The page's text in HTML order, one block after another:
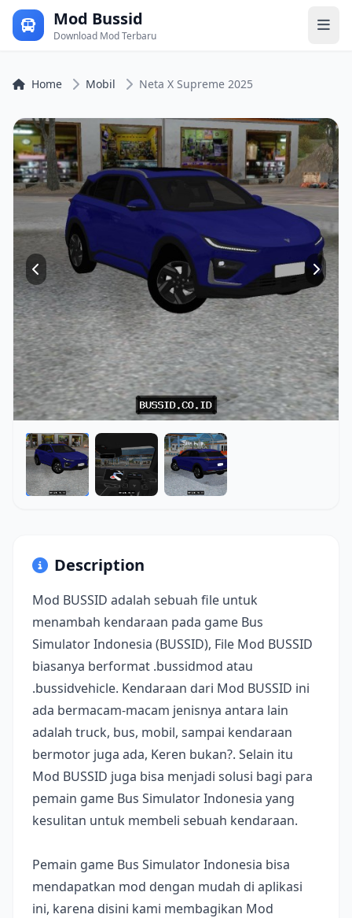
Mod Bussid
Download Mod Terbaru
Home Mobil Neta X Supreme 2025
Description
Mod BUSSID adalah sebuah file untuk
menambah kendaraan pada game Bus
Simulator Indonesia (BUSSID), File Mod BUSSID
biasanya berformat .bussidmod atau
.bussidvehicle. Kendaraan dari Mod BUSSID ini
ada bermacam-macam jenisnya antara lain
adalah truck, bus, mobil, sampai kendaraan
bermotor juga ada, Keren bukan?. Selain itu
Mod BUSSID juga bisa menjadi solusi bagi para
pemain game Bus Simulator Indonesia yang
kesulitan untuk membeli sebuah kendaraan.
Pemain game Bus Simulator Indonesia bisa
mendapatkan mod dengan mudah di aplikasi
ini, karena disini kami membagikan Mod